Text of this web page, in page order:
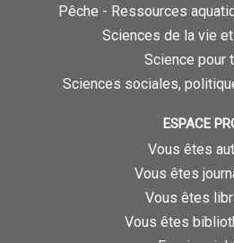
Pêche - Ressources
Sciences de la vie
Science pour
Sciences sociales,
ESPACE
Vous êtes
Vous êtes
Vous êtes
Vous êtes